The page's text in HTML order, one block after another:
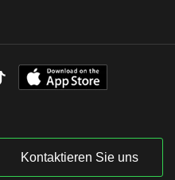
Kontaktieren Sie uns